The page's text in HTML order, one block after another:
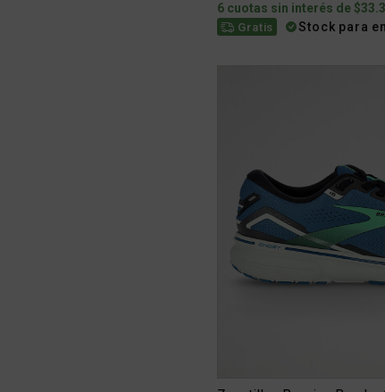
6 cuotas sin interés de
Gratis Stock para